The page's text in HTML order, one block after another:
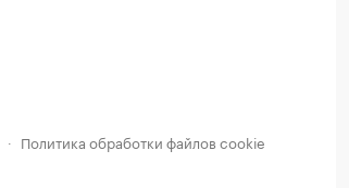
· Политика обработки файлов cookie